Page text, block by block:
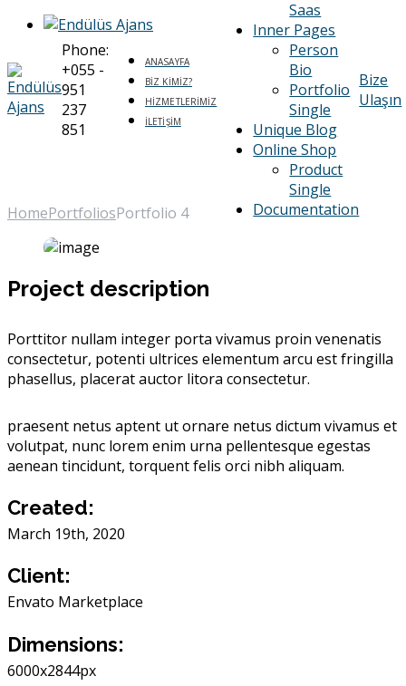
Phone:
+055 -
951
237
851
ANASAYFA
BIZ KIMIZ?
HIZMETLERIMIZ
İLETIŞIM
Saas
Inner Pages
Person
Bio
Portfolio
Single
Unique Blog
Online Shop
Product
Single
Documentation
Bize
Ulaşın
HomePortfoliosPortfolio 4
Project description
Porttitor nullam integer porta vivamus proin venenatis
consectetur, potenti ultrices elementum arcu est fringilla
phasellus, placerat auctor litora consectetur.
praesent netus aptent ut ornare netus dictum vivamus et
volutpat, nunc lorem enim urna pellentesque egestas
aenean tincidunt, torquent felis orci nibh aliquam.
Created:
March 19th, 2020
Client:
Envato Marketplace
Dimensions:
6000x2844px